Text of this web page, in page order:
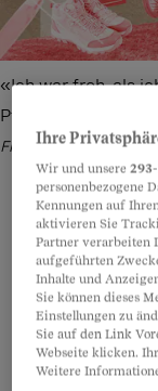
«Ich war froh, als
Pflegefachfrau
Freepik, unsplash –
Teilen Anhören
Annette
heisst, ist 68
Kinder, 34
Ihre
Wir und unsere293
personenbezogene
Kennungen auf
aktivieren Sie
Partner verarbeiten
aufgeführten
Inhalte und
Sie können dieses
Einstellungen zu
Sie auf den Link
Webseite klicken.
Weitere